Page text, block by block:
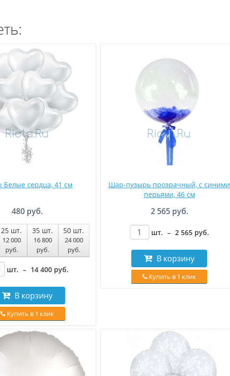
сердца, 41 см
480 руб.
25 шт.
12 000
руб.
35 шт.
16 800
руб.
50 шт.
24 000
руб.
шт. – 14 400 руб.
В корзину
Купить в 1 клик
Шар-пузырь прозрачный, с синими
перьями, 46 см
2 565 руб.
шт. – 2 565 руб.
В корзину
Купить в 1 клик